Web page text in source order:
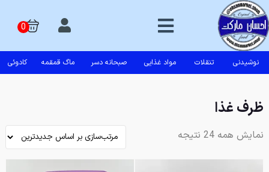
نوشیدنی تنقلات مواد غذایی صبحانه دسر ماگ قمقمه کادوئی
ظرف غذا
نمایش همه 24 نتیجه